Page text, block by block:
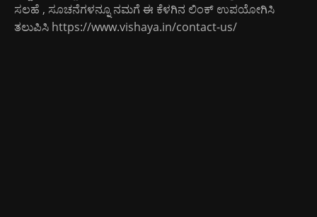
ಸಲಹೆ , ಸೂಚನೆಗಳನ್ನೂ ನಮಗೆ ಈ ಕೆಳಗಿನ ಲಿಂಕ್ ಉಪಯೋಗಿಸಿ
ತಲುಪಿಸಿ https://www.vishaya.in/contact-us/